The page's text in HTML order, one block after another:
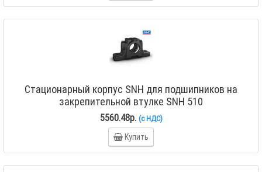
Стационарный корпус SNH для подшипников на
закрепительной втулке SNH 510
5560.48р. (с НДС)
Купить